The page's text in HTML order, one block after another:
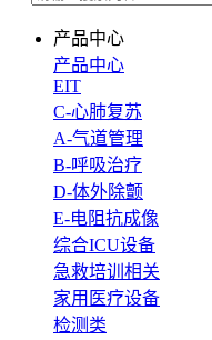
产品中心
产品中心
EIT
C-心肺复苏
A-气道管理
B-呼吸治疗
D-体外除颤
E-电阻抗成像
综合ICU设备
急救培训相关
家用医疗设备
检测类